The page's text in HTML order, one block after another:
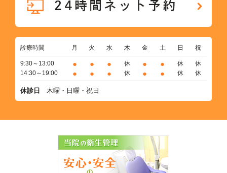
診療時間 月 火 水 木 金 土 日 祝
9:30～13:00 ● ● ● 休 ● ● 休
休
14:30～19:00
● ● ● 休 ● ● 休 休
休診日 木曜・日曜・祝日